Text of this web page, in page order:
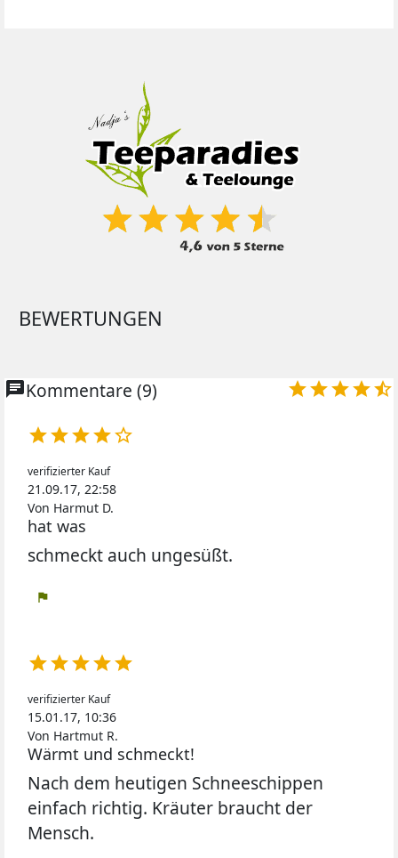
BEWERTUNGEN
chatKommentare (9) 

verifizierter Kauf
21.09.17, 22:58
Von Harmut D.
hat was
schmeckt auch ungesüßt.
flag

verifizierter Kauf
15.01.17, 10:36
Von Hartmut R.
Wärmt und schmeckt!
Nach dem heutigen Schneeschippen
einfach richtig. Kräuter braucht der
Mensch.